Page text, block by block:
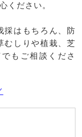
ください。
採はもちろん、防
むしりや植栽、芝
もご相談くださ